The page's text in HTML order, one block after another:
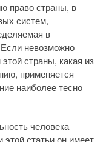
право страны, в
систем,
в
невозможно
страны, какая из
применяется
наиболее тесно
человека